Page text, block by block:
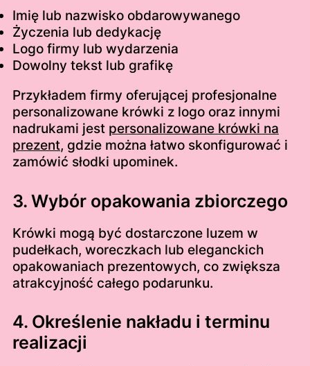
Imię lub nazwisko obdarowywanego
Życzenia lub dedykację
Logo firmy lub wydarzenia
Dowolny tekst lub grafikę
Przykładem firmy oferującej profesjonalne
personalizowane krówki z logo oraz innymi
nadrukami jest personalizowane krówki na
prezent, gdzie można łatwo skonfigurować i
zamówić słodki upominek.
3. Wybór opakowania zbiorczego
Krówki mogą być dostarczone luzem w
pudełkach, woreczkach lub eleganckich
opakowaniach prezentowych, co zwiększa
atrakcyjność całego podarunku.
4. Określenie nakładu i terminu
realizacji